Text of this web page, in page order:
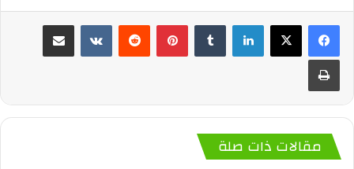
لينكدإن بينتيريست
مقالات ذات صلة